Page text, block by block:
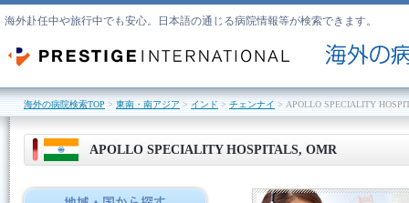
海外赴任中や旅行中でも安心。日本語の通じる病院情報等が検索できます。
海外の病院検索TOP>東南・南アジア>インド>チェンナイ> APOLLO SPECIALITY
APOLLO SPECIALITY HOSPITALS, OMR